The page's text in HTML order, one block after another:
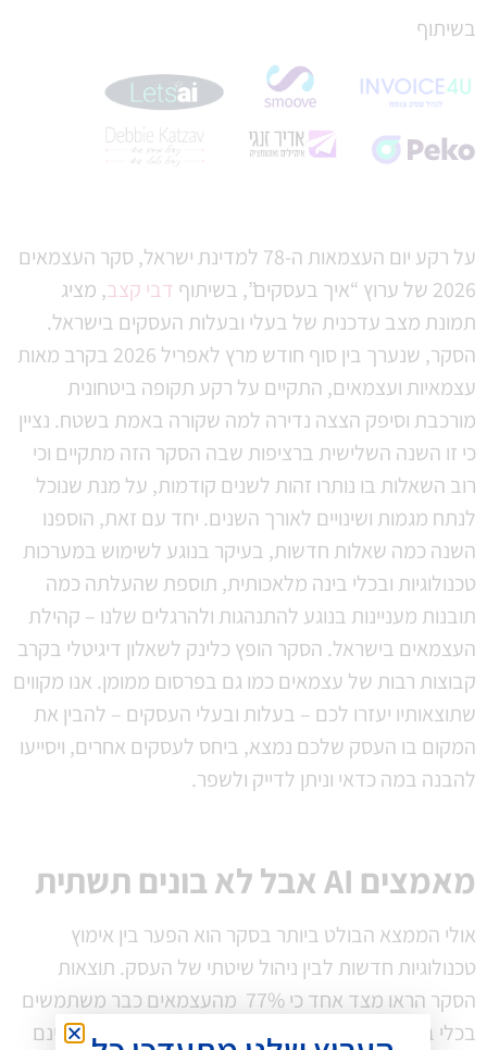
בשיתוף
על רקע יום העצמאות ה-78 למדינת ישראל, סקר העצמאים
2026 של ערוץ “איך בעסקים”, בשיתוף
דבי קצב, מציג
תמונת מצב עדכנית של בעלי ובעלות העסקים בישראל.
הסקר, שנערך בין סוף חודש מרץ לאפריל 2026 בקרב מאות
עצמאיות ועצמאים, התקיים על רקע תקופה ביטחונית
מורכבת וסיפק הצצה נדירה למה שקורה באמת בשטח. נציין
כי זו השנה השלישית ברציפות שבה הסקר הזה מתקיים וכי
רוב השאלות בו נותרו זהות לשנים קודמות, על מנת שנוכל
לנתח מגמות ושינויים לאורך השנים. יחד עם זאת, הוספנו
השנה כמה שאלות חדשות, בעיקר בנוגע לשימוש במערכות
טכנולוגיות ובכלי בינה מלאכותית, תוספת שהעלתה כמה
תובנות מעניינות בנוגע להתנהגות ולהרגלים שלנו – קהילת
העצמאים בישראל. הסקר הופץ כלינק לשאלון דיגיטלי בקרב
קבוצות רבות של עצמאים כמו גם בפרסום ממומן. אנו מקווים
שתוצאותיו יעזרו לכם – בעלות ובעלי העסקים – להבין את
המקום בו העסק שלכם נמצא, ביחס לעסקים אחרים, ויסייעו
להבנה במה כדאי וניתן לדייק ולשפר.
מאמצים אבל לא בונים תשתית
אולי הממצא הבולט ביותר בסקר הוא הפער בין אימוץ
טכנולוגיות חדשות לבין ניהול שיטתי של העסק. תוצאות
הסקר הראו מצד אחד כי 77% מהעצמאים כבר משתמשים
בכלי בינה מלאכותית (מודלי שפה), מצד שני כ־75% אינם